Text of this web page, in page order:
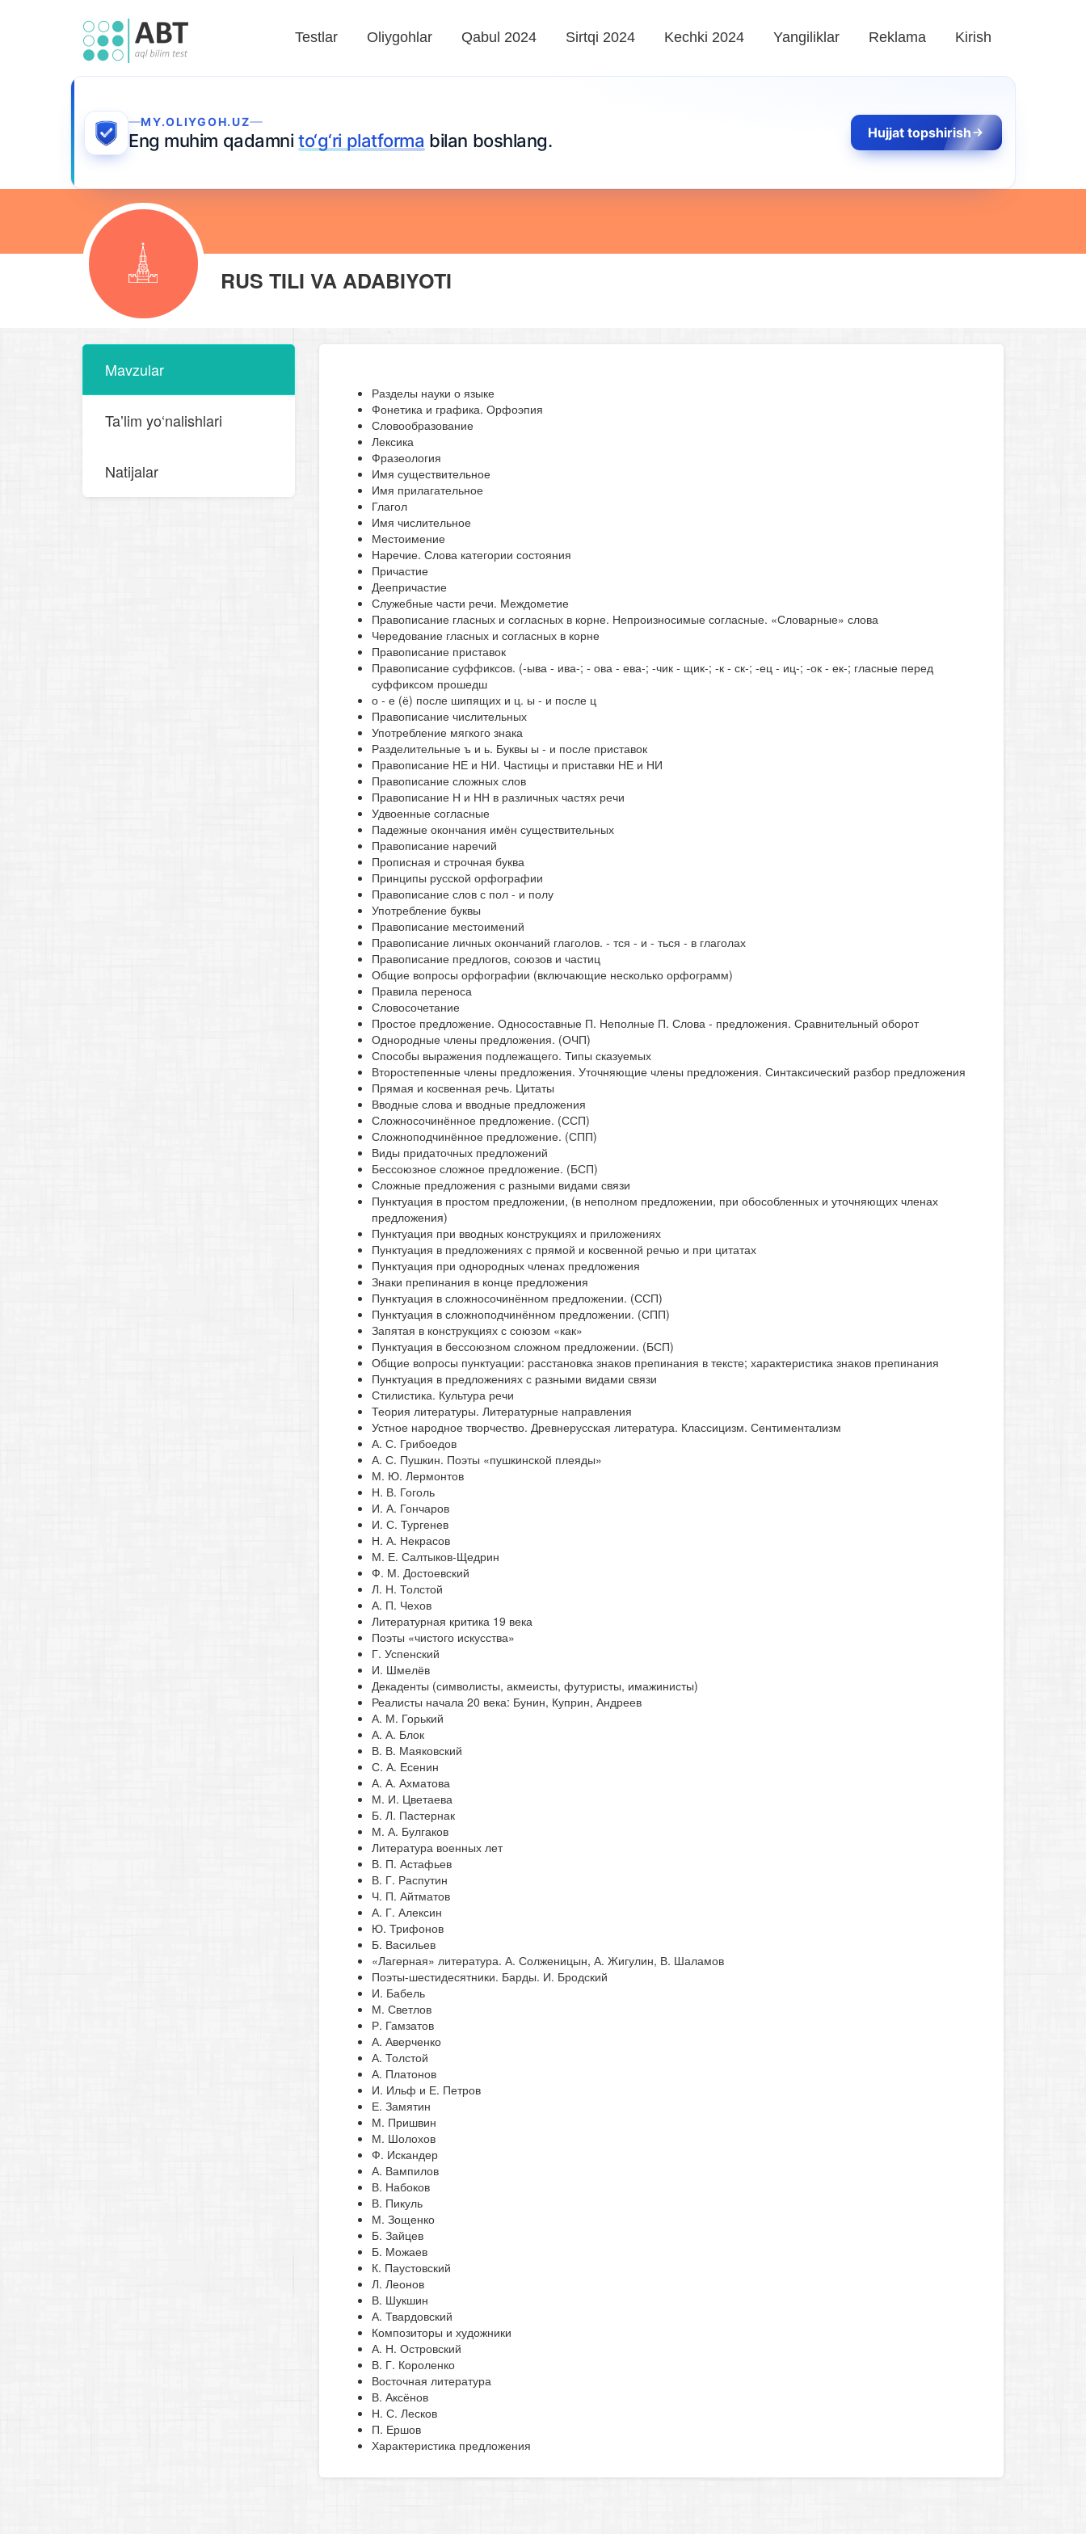
Testlar Oliygohlar Qabul 2024 Sirtqi 2024 Kechki 2024 Yangiliklar Reklama Kirish
MY.OLIYGOH.UZ
Eng muhim qadamnito‘g‘ri platforma bilan boshlang. Hujjat topshirish
RUS TILI VA ADABIYOTI
Mavzular
Taʼlim yo‘nalishlari
Natijalar
Разделы науки о языке
Фонетика и графика. Орфоэпия
Словообразование
Лексика
Фразеология
Имя существительное
Имя прилагательное
Глагол
Имя числительное
Местоимение
Наречие. Слова категории состояния
Причастие
Деепричастие
Служебные части речи. Междометие
Правописание гласных и согласных в корне. Непроизносимые согласные. «Словарные» слова
Чередование гласных и согласных в корне
Правописание приставок
Правописание суффиксов. (-ыва - ива-; - ова - ева-; -чик - щик-; -к - ск-; -ец - иц-; -ок - ек-; гласные перед
суффиксом прошедш
о - е (ё) после шипящих и ц. ы - и после ц
Правописание числительных
Употребление мягкого знака
Разделительные ъ и ь. Буквы ы - и после приставок
Правописание НЕ и НИ. Частицы и приставки НЕ и НИ
Правописание сложных слов
Правописание Н и НН в различных частях речи
Удвоенные согласные
Падежные окончания имён существительных
Правописание наречий
Прописная и строчная буква
Принципы русской орфографии
Правописание слов с пол - и полу
Употребление буквы
Правописание местоимений
Правописание личных окончаний глаголов. - тся - и - ться - в глаголах
Правописание предлогов, союзов и частиц
Общие вопросы орфографии (включающие несколько орфограмм)
Правила переноса
Словосочетание
Простое предложение. Односоставные П. Неполные П. Слова - предложения. Сравнительный оборот
Однородные члены предложения. (ОЧП)
Способы выражения подлежащего. Типы сказуемых
Второстепенные члены предложения. Уточняющие члены предложения. Синтаксический разбор предложения
Прямая и косвенная речь. Цитаты
Вводные слова и вводные предложения
Сложносочинённое предложение. (ССП)
Сложноподчинённое предложение. (СПП)
Виды придаточных предложений
Бессоюзное сложное предложение. (БСП)
Сложные предложения с разными видами связи
Пунктуация в простом предложении, (в неполном предложении, при обособленных и уточняющих членах
предложения)
Пунктуация при вводных конструкциях и приложениях
Пунктуация в предложениях с прямой и косвенной речью и при цитатах
Пунктуация при однородных членах предложения
Знаки препинания в конце предложения
Пунктуация в сложносочинённом предложении. (ССП)
Пунктуация в сложноподчинённом предложении. (СПП)
Запятая в конструкциях с союзом «как»
Пунктуация в бессоюзном сложном предложении. (БСП)
Общие вопросы пунктуации: расстановка знаков препинания в тексте; характеристика знаков препинания
Пунктуация в предложениях с разными видами связи
Стилистика. Культура речи
Теория литературы. Литературные направления
Устное народное творчество. Древнерусская литература. Классицизм. Сентиментализм
А. С. Грибоедов
А. С. Пушкин. Поэты «пушкинской плеяды»
М. Ю. Лермонтов
Н. В. Гоголь
И. А. Гончаров
И. С. Тургенев
Н. А. Некрасов
М. Е. Салтыков-Щедрин
Ф. М. Достоевский
Л. Н. Толстой
А. П. Чехов
Литературная критика 19 века
Поэты «чистого искусства»
Г. Успенский
И. Шмелёв
Декаденты (символисты, акмеисты, футуристы, имажинисты)
Реалисты начала 20 века: Бунин, Куприн, Андреев
А. М. Горький
А. А. Блок
В. В. Маяковский
С. А. Есенин
А. А. Ахматова
М. И. Цветаева
Б. Л. Пастернак
М. А. Булгаков
Литература военных лет
В. П. Астафьев
В. Г. Распутин
Ч. П. Айтматов
А. Г. Алексин
Ю. Трифонов
Б. Васильев
«Лагерная» литература. А. Солженицын, А. Жигулин, В. Шаламов
Поэты-шестидесятники. Барды. И. Бродский
И. Бабель
М. Светлов
Р. Гамзатов
А. Аверченко
А. Толстой
А. Платонов
И. Ильф и Е. Петров
Е. Замятин
М. Пришвин
М. Шолохов
Ф. Искандер
А. Вампилов
В. Набоков
В. Пикуль
М. Зощенко
Б. Зайцев
Б. Можаев
К. Паустовский
Л. Леонов
В. Шукшин
А. Твардовский
Композиторы и художники
А. Н. Островский
В. Г. Короленко
Восточная литература
В. Аксёнов
Н. С. Лесков
П. Ершов
Характеристика предложения